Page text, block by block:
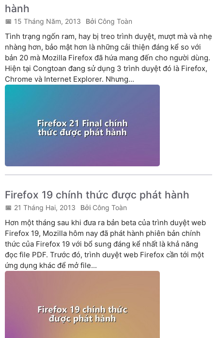
hành
15 Tháng Năm, 2013 Công Toàn
Tình trạng ngốn ram, hay bị treo trình duyệt, mượt mà và nhẹ
nhàng hơn, bảo mật hơn là những cải thiện đáng kể so với
bản 20 mà Mozilla Firefox đã hứa mang đến cho người dùng.
Hiện tại Congtoan đang sử dụng 3 trình duyệt đó là Firefox,
Chrome và Internet Explorer. Nhưng...
Firefox 19 chính thức được phát hành
21 Tháng Hai, 2013 Công Toàn
Hơn một tháng sau khi đưa ra bản beta của trình duyệt web
Firefox 19, Mozilla hôm nay đã phát hành phiên bản chính
thức của Firefox 19 với bổ sung đáng kể nhất là khả năng
đọc file PDF. Trước đó, trình duyệt web Firefox cần tới một
ứng dụng khác để mở file...